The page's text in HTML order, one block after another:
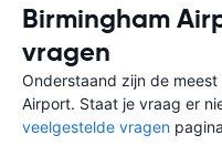
Birmingham
vragen
Onderstaand zijn de
Airport. Staat je vraag er
veelgestelde vragen